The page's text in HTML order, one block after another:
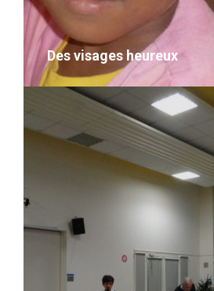
VOIR LE DÉTAIL
Des visages heureux